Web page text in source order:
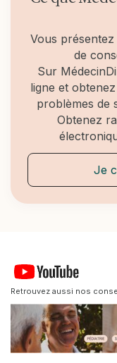
qui a du mal à
veut et ce qu’il
parle pas ; etc.
Vous
de
Sur
ligne et
problèmes de
Obtenez
Je
Retrouvez aussi nos